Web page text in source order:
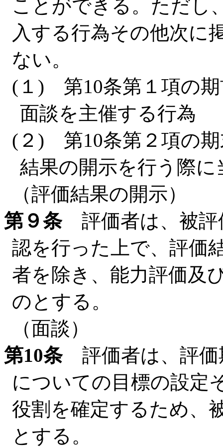
ことができる。ただし
入する行為その他次に
ない。
(１) 第10条第１項の期
面談を主催する行為
(２) 第10条第２項の期
結果の開示を行う際
（評価結果の開示）
第９条評価者は、被評
認を行った上で、評価
者を除き、能力評価及
のとする。
（面談）
第10条評価者は、評価
についての目標の設定
役割を確定するため、
とする。